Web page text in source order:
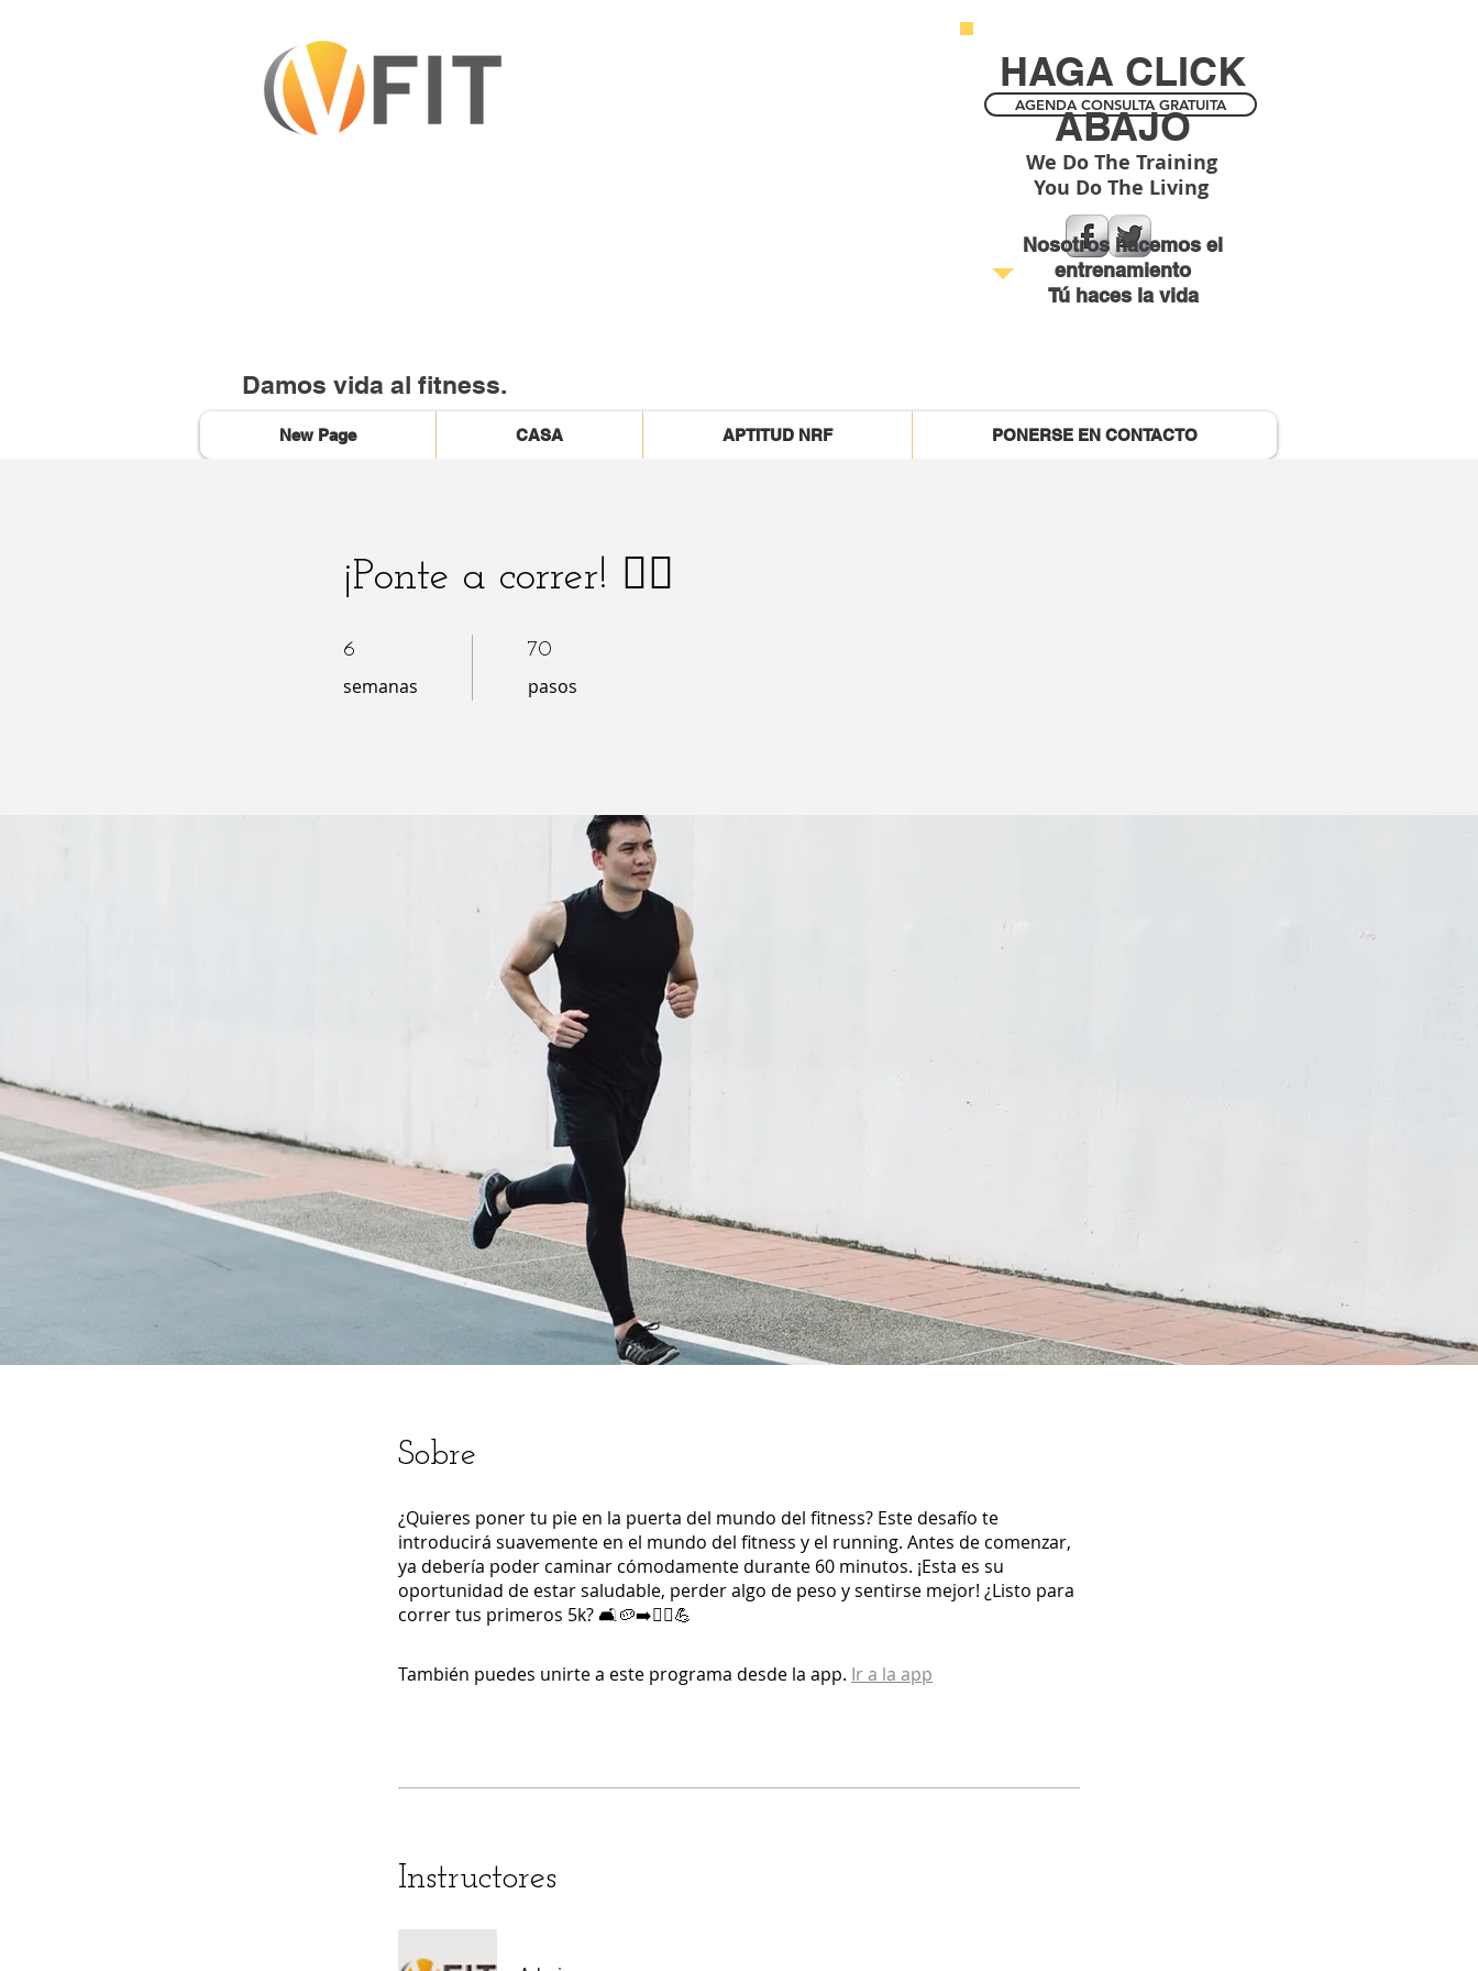
Damos vida al fitness.
AGENDA CONSULTA GRATUITA
We Do The Training
You Do The Living
HAGA CLICK
ABAJO
Nosotros hacemos el
entrenamiento
Tú haces la vida
New Page CASA APTITUD NRF PONERSE EN CONTACTO
¡Ponte a correr! 🏃‍♀️
6
semanas
6 semanas 70
pasos
70 pasos
Sobre
¿Quieres poner tu pie en la puerta del mundo del fitness? Este desafío te
introducirá suavemente en el mundo del fitness y el running. Antes de comenzar,
ya debería poder caminar cómodamente durante 60 minutos. ¡Esta es su
oportunidad de estar saludable, perder algo de peso y sentirse mejor! ¿Listo para
correr tus primeros 5k? 🛋🥔➡️🏃‍♀️💪
También puedes unirte a este programa desde la app. Ir a la app
Instructores